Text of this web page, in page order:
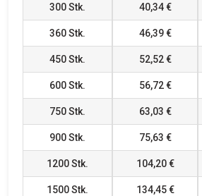
300Stk. 40,34 €
360Stk. 46,39 €
450Stk. 52,52 €
600Stk. 56,72 €
750Stk. 63,03 €
900Stk. 75,63 €
1200Stk. 104,20 €
1500Stk. 134,45 €